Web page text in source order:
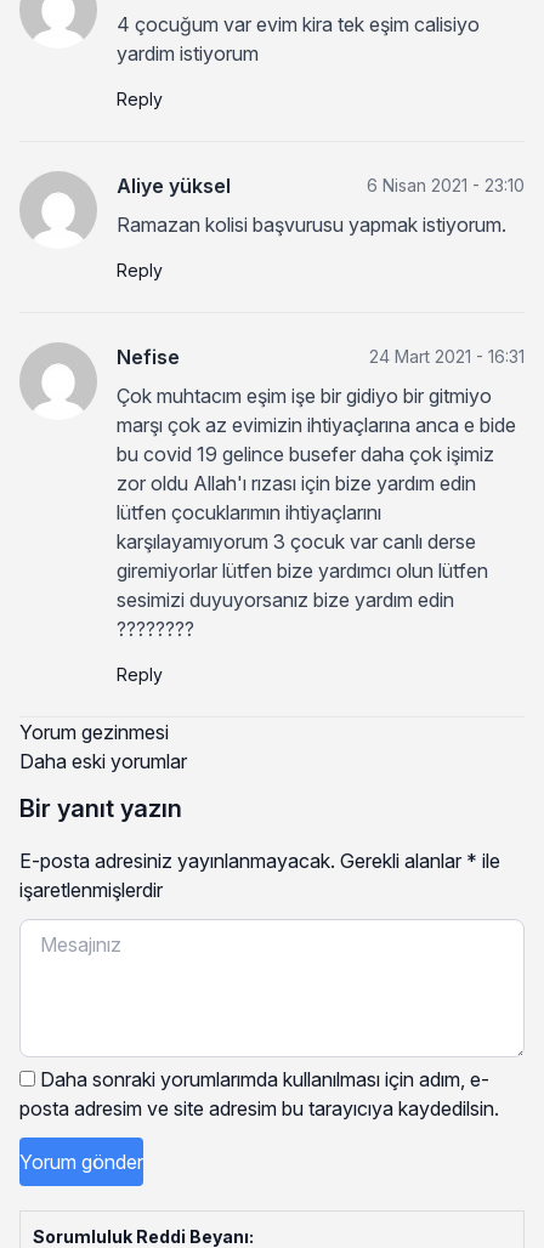
4 çocuğum var evim kira tek eşim calisiyo
yardim istiyorum
Reply
Aliye yüksel 6 Nisan 2021 - 23:10
Ramazan kolisi başvurusu yapmak istiyorum.
Reply
Nefise 24 Mart 2021 - 16:31
Çok muhtacım eşim işe bir gidiyo bir gitmiyo
marşı çok az evimizin ihtiyaçlarına anca e bide
bu covid 19 gelince busefer daha çok işimiz
zor oldu Allah'ı rızası için bize yardım edin
lütfen çocuklarımın ihtiyaçlarını
karşılayamıyorum 3 çocuk var canlı derse
giremiyorlar lütfen bize yardımcı olun lütfen
sesimizi duyuyorsanız bize yardım edin
????????
Reply
Yorum gezinmesi
Daha eski yorumlar
Bir yanıt yazın
E-posta adresiniz yayınlanmayacak. Gerekli alanlar * ile
işaretlenmişlerdir
Daha sonraki yorumlarımda kullanılması için adım, e-
posta adresim ve site adresim bu tarayıcıya kaydedilsin.
Sorumluluk Reddi Beyanı: